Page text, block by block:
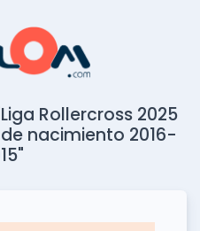
Rollercross 2025
nacimiento 2016-